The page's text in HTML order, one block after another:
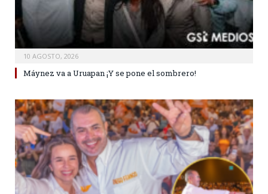
10 AGOSTO, 2026
Máynez va a Uruapan ¡Y se pone el sombrero!